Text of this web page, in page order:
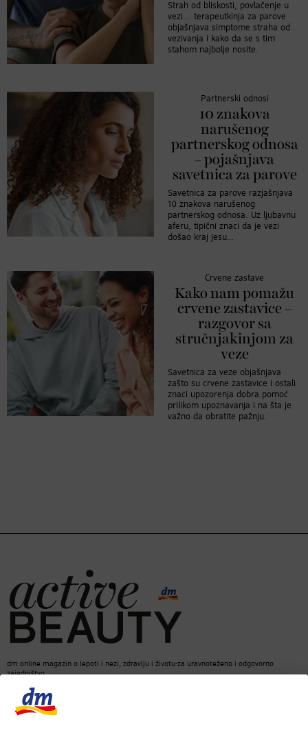
Strah od bliskosti, povlačenje u
vezi... terapeutkinja za parove
objašnjava simptome straha od
vezivanja i kako da se s tim
stahom najbolje nosite.
Partnerski odnosi
10 znakova
narušenog
partnerskog odnosa
– pojašnjava
savetnica za parove
Savetnica za parove razjašnjava
10 znakova narušenog
partnerskog odnosa. Uz ljubavnu
aferu, tipični znaci da je vezi
došao kraj jesu…
Crvene zastave
Kako nam pomažu
crvene zastavice –
razgovor sa
stručnjakinjom za
veze
Savetnica za veze objašnjava
zašto su crvene zastavice i ostali
znaci upozorenja dobra pomoć
prilikom upoznavanja i na šta je
važno da obratite pažnju.
dm online magazin o lepoti i nezi, zdravlju i životu-za uravnoteženo i odgovorno
zajedništvo.